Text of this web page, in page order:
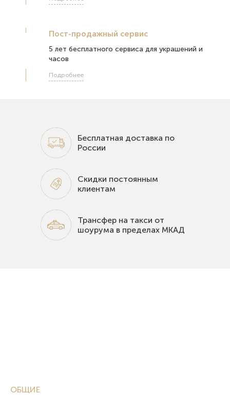
Пост-продажный сервис
5 лет бесплатного сервиса для украшений и
часов
Подробнее
Бесплатная доставка по
России
Скидки постоянным
клиентам
Трансфер на такси от
шоурума в пределах МКАД
ОБЩИЕ